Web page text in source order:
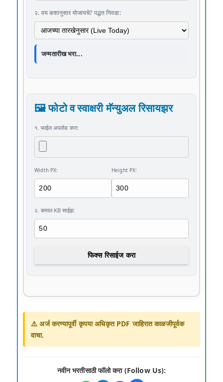
२. वय कशानुसार मोजायचे? पद्धत निवडा:
जन्मतारीख भरा...
🖼️ फोटो व स्वाक्षरी मॅन्युअल रिसायझर
१. फाईल अपलोड करा:
Width PX: Height PX:
२. कमाल KB साईझ:
फिक्स रिसाईज करा
⚠️ अर्ज करण्यापूर्वी कृपया अधिकृत PDF जाहिरात काळजीपूर्वक
वाचा.
नवीन भरतीसाठी फॉलो करा (Follow Us):